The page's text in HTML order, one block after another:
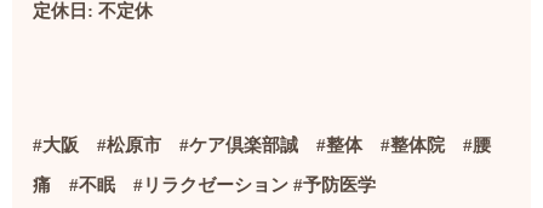
定休日 :不定休
#大阪#松原市#ケア倶楽部誠#整体#整体院#腰
痛#不眠#リラクゼーション #予防医学